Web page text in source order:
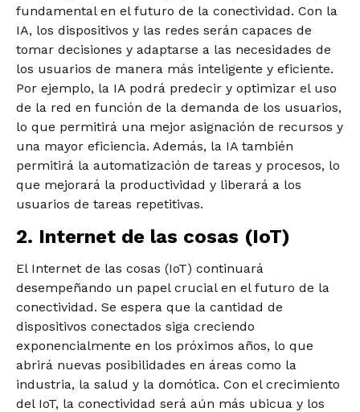
fundamental en el futuro de la conectividad. Con la
IA, los dispositivos y las redes serán capaces de
tomar decisiones y adaptarse a las necesidades de
los usuarios de manera más inteligente y eficiente.
Por ejemplo, la IA podrá predecir y optimizar el uso
de la red en función de la demanda de los usuarios,
lo que permitirá una mejor asignación de recursos y
una mayor eficiencia. Además, la IA también
permitirá la automatización de tareas y procesos, lo
que mejorará la productividad y liberará a los
usuarios de tareas repetitivas.
2. Internet de las cosas (IoT)
El Internet de las cosas (IoT) continuará
desempeñando un papel crucial en el futuro de la
conectividad. Se espera que la cantidad de
dispositivos conectados siga creciendo
exponencialmente en los próximos años, lo que
abrirá nuevas posibilidades en áreas como la
industria, la salud y la domótica. Con el crecimiento
del IoT, la conectividad será aún más ubicua y los